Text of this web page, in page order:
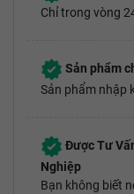
Chỉ trong vòng
Sản phẩm
Sản phẩm nhập
Được Tư
Nghiệp
Bạn không biết